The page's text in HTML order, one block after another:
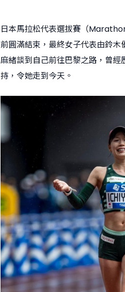
日本馬拉松代表選拔賽（
前圓滿結束，最終女子代表由鈴
麻緒談到自己前往巴黎之路，曾
持，令她走到今天。